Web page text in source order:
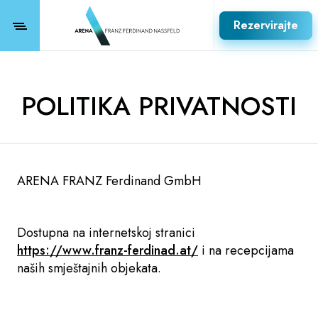
Rezervirajte
POLITIKA PRIVATNOSTI
ARENA FRANZ Ferdinand GmbH
Dostupna na internetskoj stranici
https://www.franz-ferdinad.at/ i na recepcijama
naših smještajnih objekata.